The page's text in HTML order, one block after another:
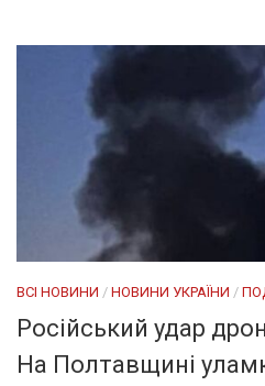
ВСІ НОВИНИ / НОВИНИ УКРАЇНИ /
Російський удар
На Полтавщині